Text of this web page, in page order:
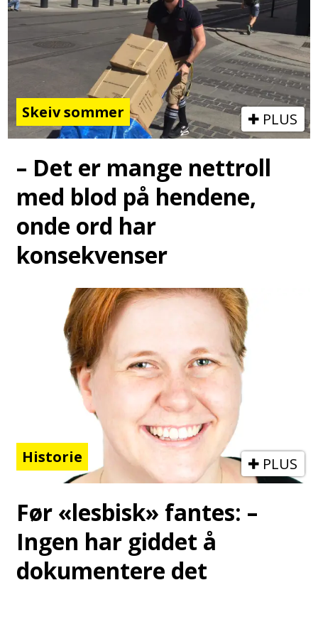
Skeiv sommer PLUS
– Det er mange nettroll
med blod på hendene,
onde ord har
konsekvenser
Historie PLUS
Før «lesbisk» fantes: –
Ingen har giddet å
dokumentere det